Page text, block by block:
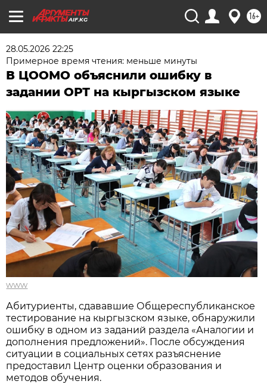
AIF.KG 16+
28.05.2026 22:25
Примерное время чтения: меньше минуты
В ЦООМО объяснили ошибку в
задании ОРТ на кыргызском языке
www
Абитуриенты, сдававшие Общереспубликанское
тестирование на кыргызском языке, обнаружили
ошибку в одном из заданий раздела «Аналогии и
дополнения предложений». После обсуждения
ситуации в социальных сетях разъяснение
предоставил Центр оценки образования и
методов обучения.